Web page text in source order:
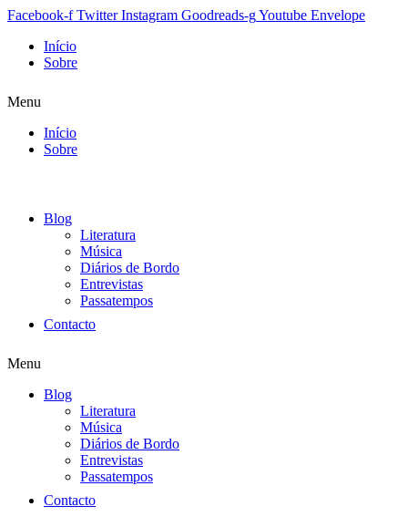
Facebook-f Twitter Instagram Goodreads-gYoutube Envelope
Início
Sobre
Menu
Início
Sobre
Blog
Literatura
Música
Diários de Bordo
Entrevistas
Passatempos
Contacto
Menu
Blog
Literatura
Música
Diários de Bordo
Entrevistas
Passatempos
Contacto